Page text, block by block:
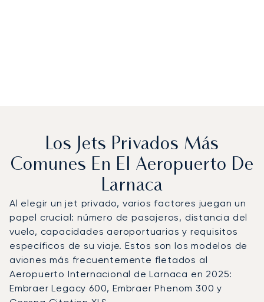
Los Jets Privados Más
Comunes En El Aeropuerto De
Larnaca
Al elegir un jet privado, varios factores juegan un
papel crucial: número de pasajeros, distancia del
vuelo, capacidades aeroportuarias y requisitos
específicos de su viaje. Estos son los modelos de
aviones más frecuentemente fletados al
Aeropuerto Internacional de Larnaca en 2025:
Embraer Legacy 600, Embraer Phenom 300 y